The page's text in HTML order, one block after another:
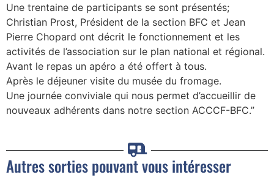
Une trentaine de participants se sont présentés;
Christian Prost, Président de la section BFC et Jean
Pierre Chopard ont décrit le fonctionnement et les
activités de l’association sur le plan national et régional.
Avant le repas un apéro a été offert à tous.
Après le déjeuner visite du musée du fromage.
Une journée conviviale qui nous permet d’accueillir de
nouveaux adhérents dans notre section ACCCF-BFC.”
Autres sorties pouvant vous intéresser